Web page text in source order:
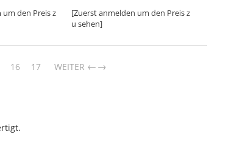
den Preis z
[Zuerst anmelden um den Preis z
u sehen]
16 17 WEITER →